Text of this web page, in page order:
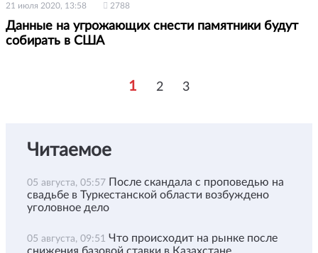
21 июля 2020, 13:58 2788
Данные на угрожающих снести памятники будут
собирать в США
1 2 3
Читаемое
05 августа, 05:57 После скандала с проповедью на
свадьбе в Туркестанской области возбуждено
уголовное дело
05 августа, 09:51 Что происходит на рынке после
снижения базовой ставки в Казахстане